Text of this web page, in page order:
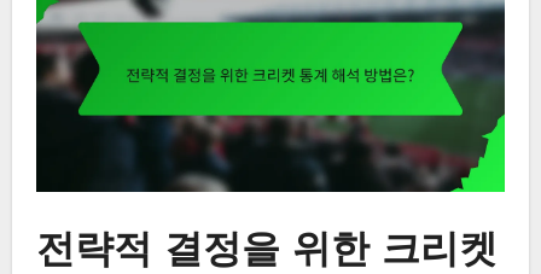
전략적 결정을 위한 크리켓